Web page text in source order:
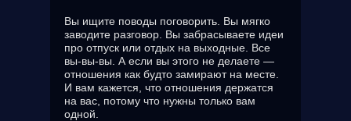
Вы ищите поводы поговорить. Вы мягко
заводите разговор. Вы забрасываете идеи
про отпуск или отдых на выходные. Все
вы-вы-вы. А если вы этого не делаете —
отношения как будто замирают на месте.
И вам кажется, что отношения держатся
на вас, потому что нужны только вам
одной.